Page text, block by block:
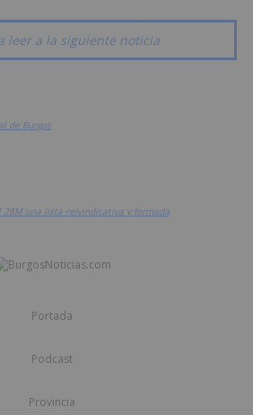
leer a la siguiente noticia
de Burgos
28M una lista reivindicativa y formada
Portada
Podcast
Provincia